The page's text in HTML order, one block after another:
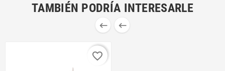
TAMBIÉN PODRÍA INTERESARLE
 
favorite_border